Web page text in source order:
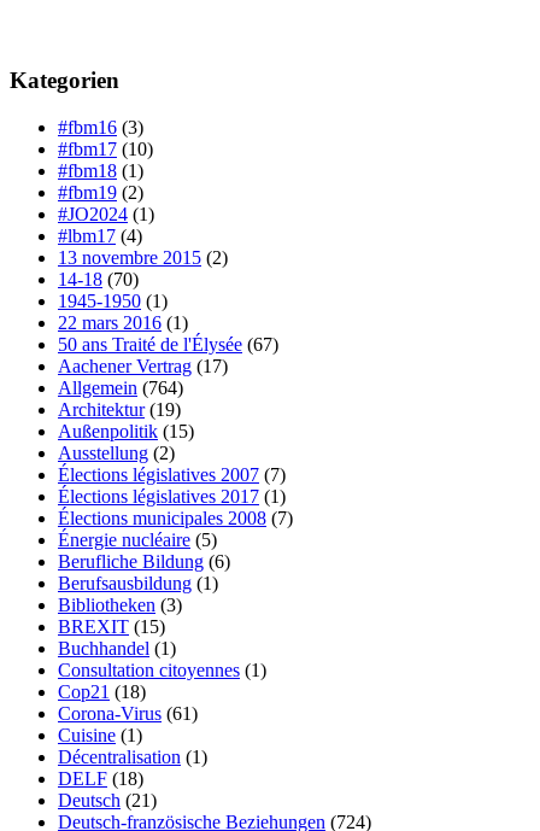
Kategorien
#fbm16 (3)
#fbm17 (10)
#fbm18 (1)
#fbm19 (2)
#JO2024 (1)
#lbm17 (4)
13 novembre 2015 (2)
14-18 (70)
1945-1950 (1)
22 mars 2016 (1)
50 ans Traité de l'Élysée (67)
Aachener Vertrag (17)
Allgemein (764)
Architektur(19)
Außenpolitik (15)
Ausstellung (2)
Élections législatives 2007 (7)
Élections législatives 2017 (1)
Élections municipales 2008 (7)
Énergie nucléaire (5)
Berufliche Bildung (6)
Berufsausbildung (1)
Bibliotheken (3)
BREXIT (15)
Buchhandel (1)
Consultation citoyennes (1)
Cop21 (18)
Corona-Virus (61)
Cuisine (1)
Décentralisation (1)
DELF (18)
Deutsch (21)
Deutsch-französische Beziehungen (724)